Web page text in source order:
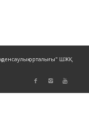
денсаулық орталығы" ШЖҚ